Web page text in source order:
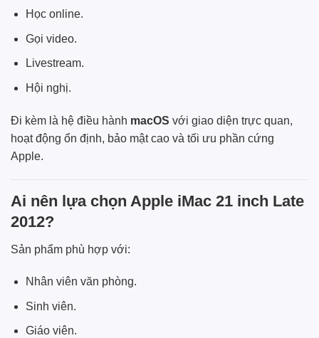
Học online.
Gọi video.
Livestream.
Hội nghị.
Đi kèm là hệ điều hành macOS với giao diện trực quan,
hoạt động ổn định, bảo mật cao và tối ưu phần cứng
Apple.
Ai nên lựa chọn Apple iMac 21 inch Late
2012?
Sản phẩm phù hợp với:
Nhân viên văn phòng.
Sinh viên.
Giáo viên.